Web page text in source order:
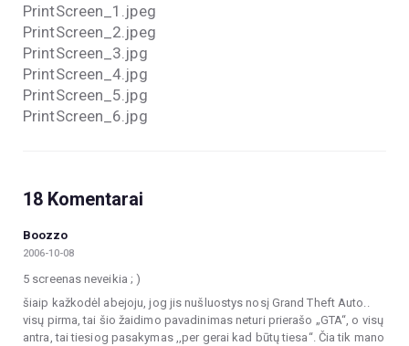
PrintScreen_1.jpeg
PrintScreen_2.jpeg
PrintScreen_3.jpg
PrintScreen_4.jpg
PrintScreen_5.jpg
PrintScreen_6.jpg
18 Komentarai
Boozzo
2006-10-08
5 screenas neveikia ; )
šiaip kažkodėl abejoju, jog jis nušluostys nosį Grand Theft Auto..
visų pirma, tai šio žaidimo pavadinimas neturi prierašo „GTA“, o visų
antra, tai tiesiog pasakymas ,,per gerai kad būtų tiesa“. Čia tik mano